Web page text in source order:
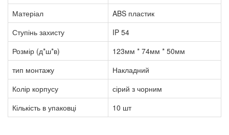
Матеріал
ABS пластик
Ступінь захисту
IP 54
Розмір (д*ш*в)
123мм * 74мм * 50мм
тип монтажу
Накладний
Колір корпусу
сірий з чорним
Кількість в упаковці
10 шт